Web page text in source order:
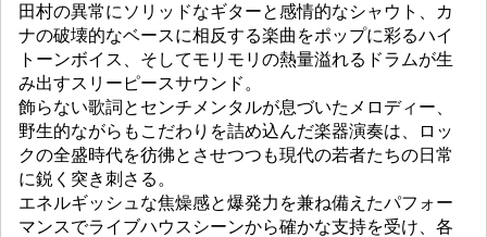
田村の異常にソリッドなギターと感情的なシャウト、カ
ナの破壊的なベースに相反する楽曲をポップに彩るハイ
トーンボイス、そしてモリモリの熱量溢れるドラムが生
み出すスリーピースサウンド。
飾らない歌詞とセンチメンタルが息づいたメロディー、
野生的ながらもこだわりを詰め込んだ楽器演奏は、ロッ
クの全盛時代を彷彿とさせつつも現代の若者たちの日常
に鋭く突き刺さる。
エネルギッシュな焦燥感と爆発力を兼ね備えたパフォー
マンスでライブハウスシーンから確かな支持を受け、各